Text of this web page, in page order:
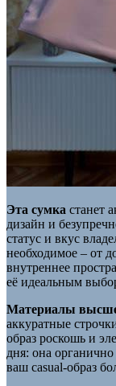
Эта сумка станет
дизайн и
статус и вкус
необходимое – от
внутреннее
её идеальным
Материалы
аккуратные
образ роскошь и
дня: она
ваш casual-образ